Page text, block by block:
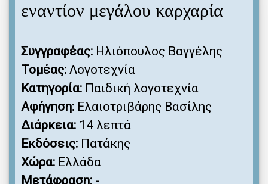
εναντίον μεγάλου καρχαρία
Συγγραφέας: Ηλιόπουλος Βαγγέλης
Τομέας: Λογοτεχνία
Κατηγορία: Παιδική λογοτεχνία
Αφήγηση: Ελαιοτριβάρης Βασίλης
Διάρκεια: 14 λεπτά
Εκδόσεις: Πατάκης
Χώρα: Ελλάδα
Μετάφραση: -